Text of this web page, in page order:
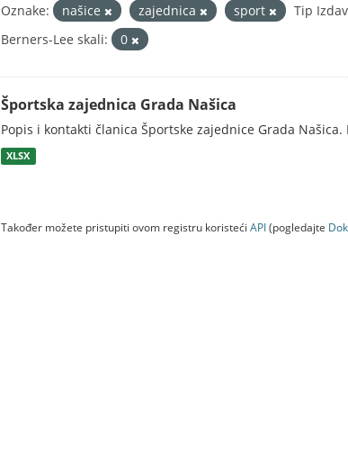
Oznake: našice zajednica sport Tip
Berners-Lee skali:
0
Športska zajednica Grada Našica
Popis i kontakti članica Športske zajednice Grada
XLSX
Također možete pristupiti ovom registru koristeći API(pogledajte